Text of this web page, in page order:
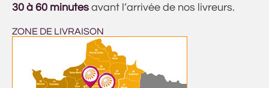
30 à 60 minutes avant l’arrivée de nos livreurs.
ZONE DE LIVRAISON